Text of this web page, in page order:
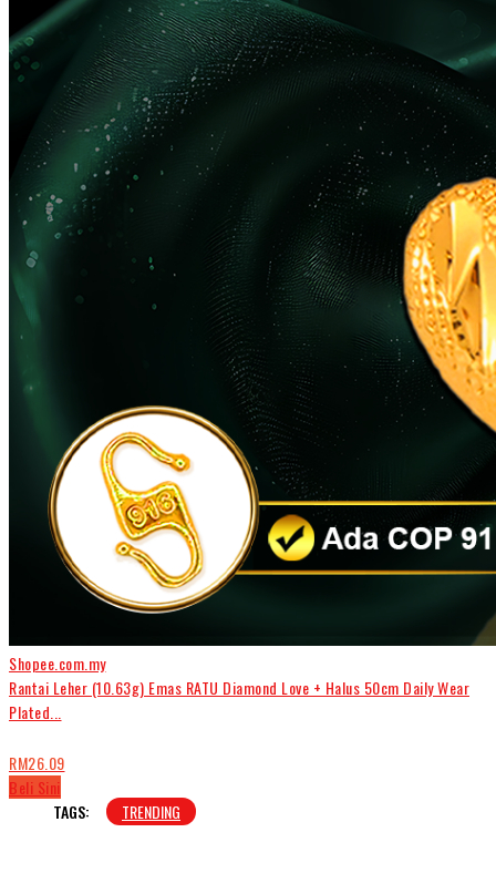
Shopee.com.my
Rantai Leher (10.63g) Emas RATU Diamond Love + Halus 50cm Daily Wear
Plated...
RM26.09
Beli Sini
TAGS:
TRENDING